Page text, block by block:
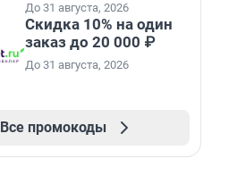
До 31 августа, 2026
Скидка 10% на один
заказ до 20 000 ₽
До 31 августа, 2026
Все промокоды